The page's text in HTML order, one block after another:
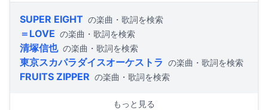
SUPER EIGHT の楽曲・歌詞を検索
＝LOVE の楽曲・歌詞を検索
清塚信也 の楽曲・歌詞を検索
東京スカパラダイスオーケストラ の楽曲・歌詞を検索
FRUITS ZIPPER の楽曲・歌詞を検索
もっと見る